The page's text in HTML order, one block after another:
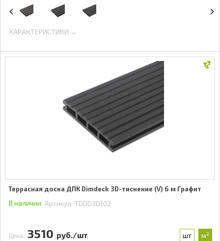
ХАРАКТЕРИСТИКИ →
Террасная доска ДПК Dimdeck 3D-тиснение (V) 6 м Графит
В наличии Артикул: TDDD3D102
Цена: 3510 руб./шт шт м²